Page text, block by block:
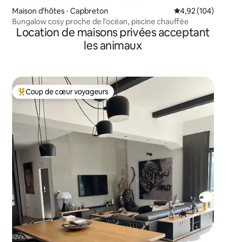
Maison d'hôtes ⋅ Capbreton Évaluation
4,92 (104)
Bungalow cosy proche de l'océan, piscine chauffée
Location de maisons privées acceptant
les animaux
Coups de cœur voyageurs les plus appréciés
Coup de cœur voyageurs